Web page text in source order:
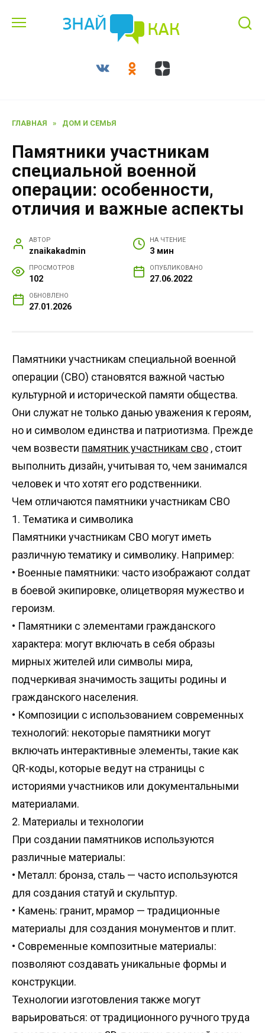
ГЛАВНАЯ » ДОМ И СЕМЬЯ
Памятники участникам
специальной военной
операции: особенности,
отличия и важные аспекты
АВТОР
znaikakadmin
НА ЧТЕНИЕ
3 мин
ПРОСМОТРОВ
102
ОПУБЛИКОВАНО
27.06.2022
ОБНОВЛЕНО
27.01.2026
Памятники участникам специальной военной
операции (СВО) становятся важной частью
культурной и исторической памяти общества.
Они служат не только данью уважения к героям,
но и символом единства и патриотизма. Прежде
чем возвести памятник участникам сво , стоит
выполнить дизайн,учитывая то, чем занимался
человек и что хотят его родственники.
Чем отличаются памятники участникам СВО
1. Тематика и символика
Памятники участникам СВО могут иметь
различную тематику и символику. Например:
• Военные памятники: часто изображают солдат
в боевой экипировке, олицетворяя мужество и
героизм.
• Памятники с элементами гражданского
характера: могут включать в себя образы
мирных жителей или символы мира,
подчеркивая значимость защиты родины и
гражданского населения.
• Композиции с использованием современных
технологий: некоторые памятники могут
включать интерактивные элементы,такие как
QR-коды, которые ведут на страницы с
историями участников или документальными
материалами.
2. Материалы и технологии
При создании памятников используются
различные материалы:
• Металл: бронза, сталь — часто используются
для создания статуй и скульптур.
• Камень: гранит, мрамор — традиционные
материалы для создания монументов и плит.
• Современные композитные материалы:
позволяют создавать уникальные формы и
конструкции.
Технологии изготовления также могут
варьироваться: от традиционного ручного труда